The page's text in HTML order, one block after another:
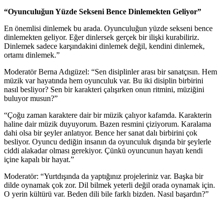
“Oyunculuğun Yüzde Sekseni Bence Dinlemekten Geliyor”
En önemlisi dinlemek bu arada. Oyunculuğun yüzde sekseni bence
dinlemekten geliyor. Eğer dinlersek gerçek bir ilişki kurabiliriz.
Dinlemek sadece karşındakini dinlemek değil, kendini dinlemek,
ortamı dinlemek.”
Moderatör Berna Adıgüzel: “Sen disiplinler arası bir sanatçısın. Hem
müzik var hayatında hem oyunculuk var. Bu iki disiplin birbirini
nasıl besliyor? Sen bir karakteri çalışırken onun ritmini, müziğini
buluyor musun?”
“Çoğu zaman karaktere dair bir müzik çalıyor kafamda. Karakterin
haline dair müzik duyuyorum. Bazen resmini çiziyorum. Karalama
dahi olsa bir şeyler anlatıyor. Bence her sanat dalı birbirini çok
besliyor. Oyuncu dediğin insanın da oyunculuk dışında bir şeylerle
ciddi alakadar olması gerekiyor. Çünkü oyuncunun hayatı kendi
içine kapalı bir hayat.”
Moderatör: “Yurtdışında da yaptığınız projeleriniz var. Başka bir
dilde oynamak çok zor. Dil bilmek yeterli değil orada oynamak için.
O yerin kültürü var. Beden dili bile farklı bizden. Nasıl başardın?”